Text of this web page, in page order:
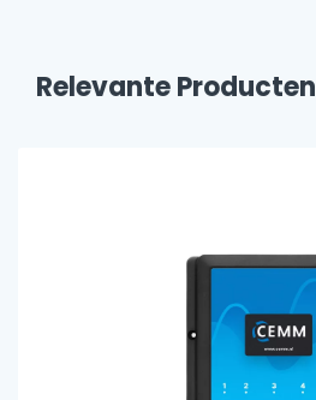
Relevante Producten